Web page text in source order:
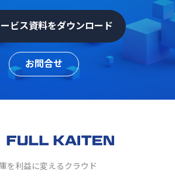
ビス資料をダウンロード
お問合せ
を利益に変えるクラウド